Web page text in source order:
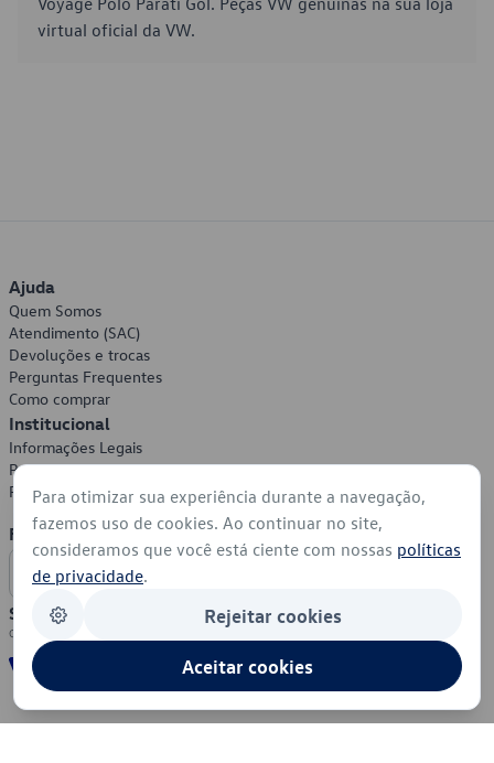
virtual oficial da VW.
Ajuda
Quem Somos
Atendimento (SAC)
Devoluções e trocas
Perguntas Frequentes
Como comprar
Institucional
Informações Legais
Política de Privacidade
Política de Cookies
Formas de Pagamento
Segurança
Para otimizar sua experiência durante a navegação,
fazemos uso de cookies. Ao continuar no site,
consideramos que você está ciente com nossas políticas
de privacidade.
Rejeitar cookies
Aceitar cookies